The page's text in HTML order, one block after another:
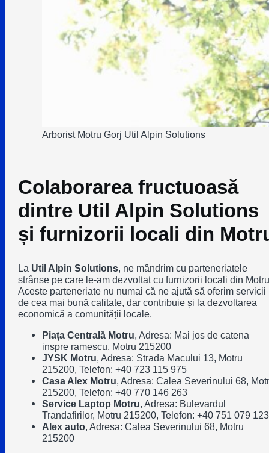
Arborist Motru Gorj Util Alpin Solutions
Colaborarea fructuoasă
dintre Util Alpin Solutions
și furnizorii locali din
La Util Alpin Solutions, ne mândrim cu parteneriatele
strânse pe care le-am dezvoltat cu furnizorii locali din
Aceste parteneriate nu numai că ne ajută să oferim servicii
de cea mai bună calitate, dar contribuie și la dezvoltarea
economică a comunității locale.
Piața Centrală Motru, Adresa: Mai jos de catena
inspre ramescu, Motru 215200
JYSK Motru, Adresa: Strada Macului 13, Motru
215200, Telefon: +40 723 115 975
Casa Alex Motru, Adresa: Calea Severinului 68,
215200, Telefon: +40 770 146 263
Service Laptop Motru, Adresa: Bulevardul
Trandafirilor, Motru 215200, Telefon: +40 751 079 123
Alex auto, Adresa: Calea Severinului 68, Motru
215200